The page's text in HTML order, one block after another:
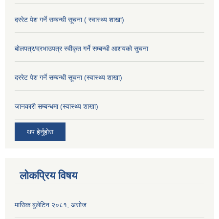
दररेट पेश गर्ने सम्बन्धी सूचना ( स्वास्थ्य शाखा)
बोलपत्र/दरभाउपत्र स्वीकृत गर्ने सम्बन्धी आशयको सुचना
दररेट पेश गर्ने सम्बन्धी सूचना (स्वास्थ्य शाखा)
जानकारी सम्बन्धमा (स्वास्थ्य शाखा)
थप हेर्नुहोस
लोकप्रिय विषय
मासिक बुलेटिन २०८१, असोज